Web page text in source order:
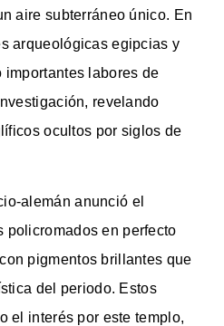
aire subterráneo único. En
arqueológicas egipcias y
labores de
revelando
ocultos por siglos de
alemán anunció el
policromados en perfecto
pigmentos brillantes que
del periodo. Estos
el interés por este templo,